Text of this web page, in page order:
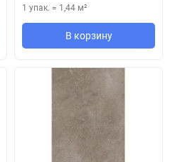
1 упак. = 1,44 м²
В корзину